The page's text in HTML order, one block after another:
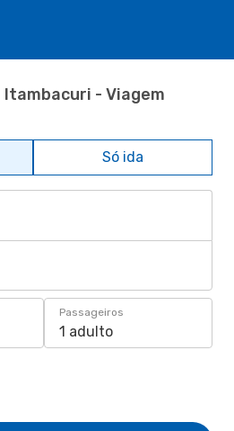
- Viagem
Só ida
Passageiros
1 adulto